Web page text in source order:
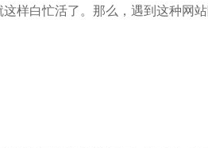
样白忙活了。那么，遇到这种网